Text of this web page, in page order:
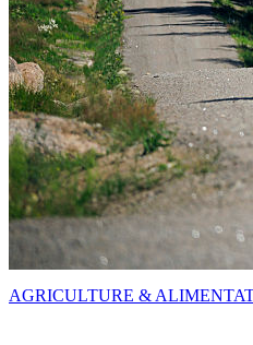
AGRICULTURE &